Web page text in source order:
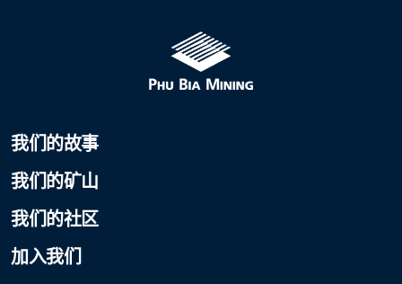
我们的故事
我们的矿山
我们的社区
加入我们